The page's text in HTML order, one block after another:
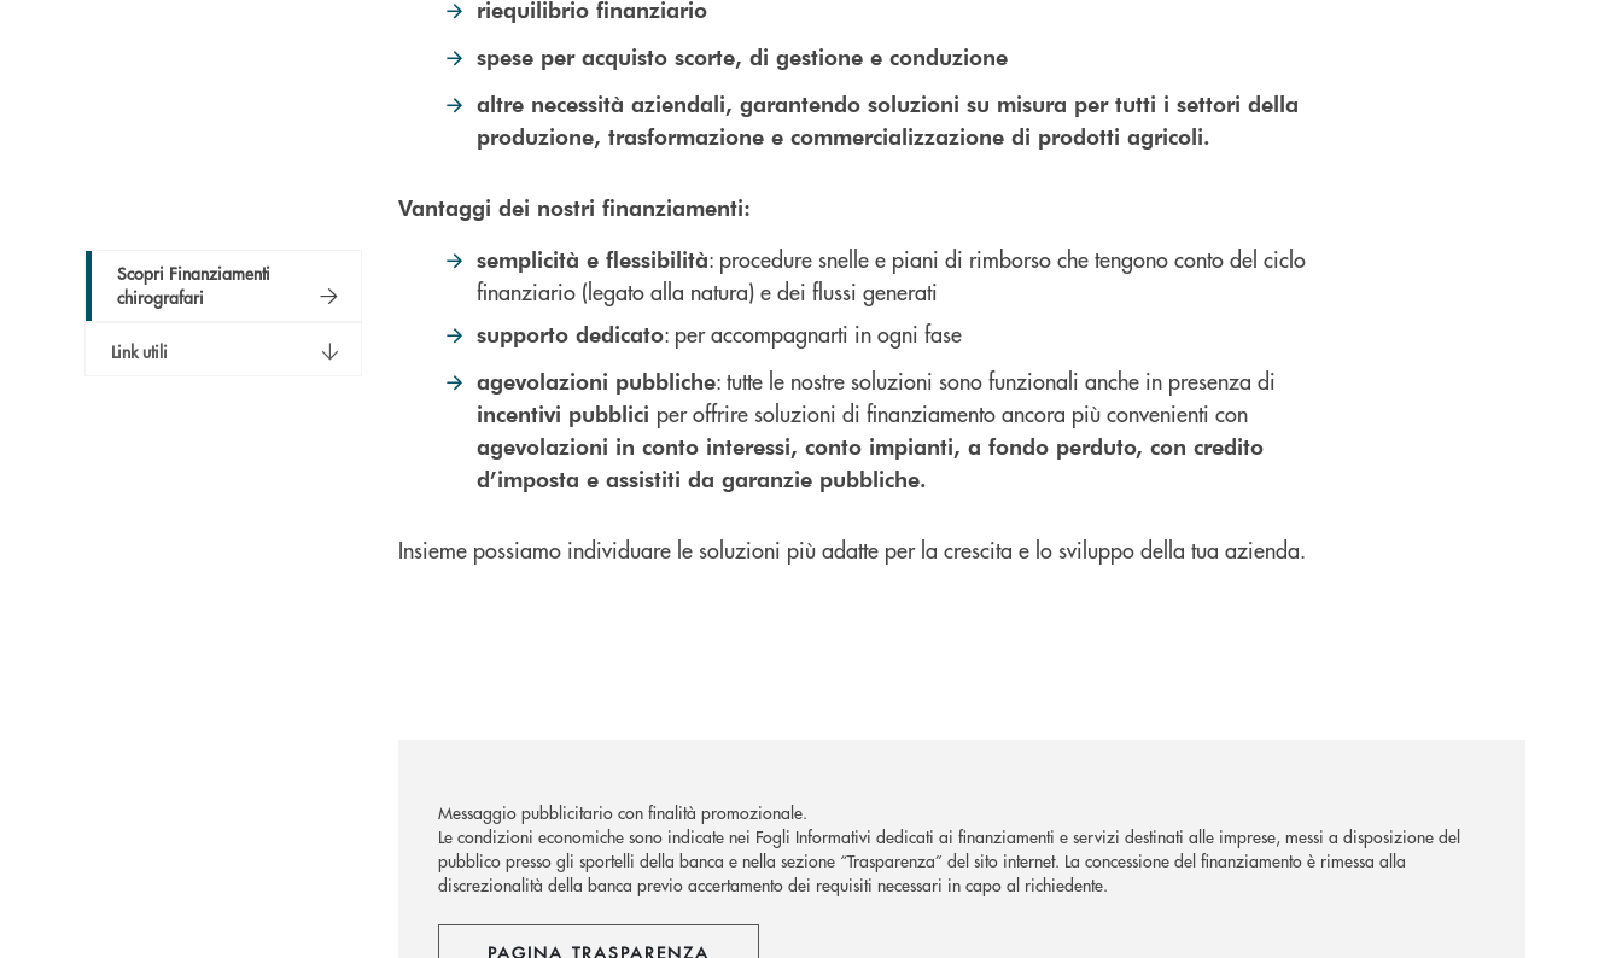
Scopri Finanziamenti
chirografari
Link utili
riequilibrio finanziario
spese per acquisto scorte, di gestione e conduzione
altre necessità aziendali, garantendo soluzioni su misura per tutti i settori della
produzione, trasformazione e commercializzazione di prodotti agricoli.
Vantaggi dei nostri finanziamenti:
semplicità e flessibilità: procedure snelle e piani di rimborso che tengono conto del ciclo
finanziario (legato alla natura) e dei flussi generati
supporto dedicato: per accompagnarti in ogni fase
agevolazioni pubbliche: tutte le nostre soluzioni sono funzionali anche in presenza di
incentivi pubblici per offrire soluzioni di finanziamento ancora più convenienti con
agevolazioni in conto interessi, conto impianti, a fondo perduto, con credito
d’imposta e assistiti da garanzie pubbliche.
Insieme possiamo individuare le soluzioni più adatte per la crescita e lo sviluppo della tua azienda.
Messaggio pubblicitario con finalità promozionale.
Le condizioni economiche sono indicate nei Fogli Informativi dedicati ai finanziamenti e servizi destinati alle imprese, messi a disposizione del
pubblico presso gli sportelli della banca e nella sezione “Trasparenza” del sito internet. La concessione del finanziamento è rimessa alla
discrezionalità della banca previo accertamento dei requisiti necessari in capo al richiedente.
PAGINA TRASPARENZA